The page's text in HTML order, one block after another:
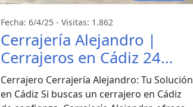
Fecha: 6/4/25 - Visitas: 1.862
Cerrajería Alejandro |
Cerrajeros en Cádiz 24
Horas - Cádiz
Cerrajero Cerrajería Alejandro: Tu Solución
en Cádiz Si buscas un cerrajero en Cádiz